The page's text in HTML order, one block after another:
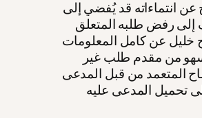
انتماءاته قد يُفضي إلى
إلى رفض طلبه المتعلق
خليل عن كامل المعلومات
سهو من مقدم طلب غير
المتعمد من قبل المدعى
تحميل المدعى عليه